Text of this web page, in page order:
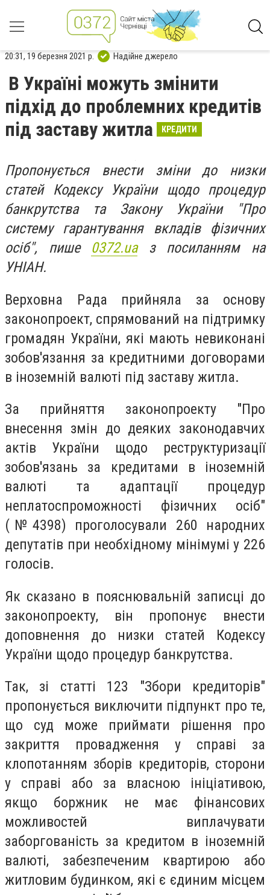
20:31, 19 березня 2021 р. Надійне джерело
В Україні можуть змінити
підхід до проблемних кредитів
під заставу житла
КРЕДИТИ
Пропонується внести зміни до низки
статей Кодексу України щодо процедур
банкрутства та Закону України "Про
систему гарантування вкладів фізичних
осіб", пише 0372.uaз посиланням на
УНІАН.
Верховна Рада прийняла за основу
законопроект, спрямований на підтримку
громадян України, які мають невиконані
зобов'язання за кредитними договорами
в іноземній валюті під заставу житла.
За прийняття законопроекту "Про
внесення змін до деяких законодавчих
актів України щодо реструктуризації
зобов'язань за кредитами в іноземній
валюті та адаптації процедур
неплатоспроможності фізичних осіб"
(№4398) проголосували 260 народних
депутатів при необхідному мінімумі у 226
голосів.
Як сказано в пояснювальній записці до
законопроекту, він пропонує внести
доповнення до низки статей Кодексу
України щодо процедур банкрутства.
Так, зі статті 123 "Збори кредиторів"
пропонується виключити підпункт про те,
що суд може приймати рішення про
закриття провадження у справі за
клопотанням зборів кредиторів, сторони
у справі або за власною ініціативою,
якщо боржник не має фінансових
можливостей виплачувати
заборгованість за кредитом в іноземній
валюті, забезпеченим квартирою або
житловим будинком, які є єдиним місцем